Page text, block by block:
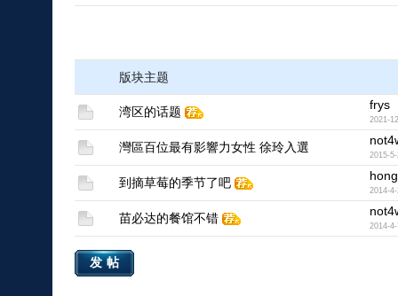
版块主题
湾区的话题 frys
2021-
灣區百位最有影響力女性 徐玲入選
2015-
到摘草莓的季节了吧
2014-
苗必达的餐馆不错
2014-4-
发帖